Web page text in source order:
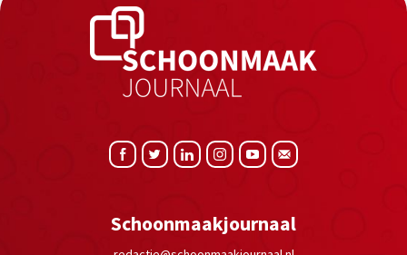
Schoonmaakjournaal